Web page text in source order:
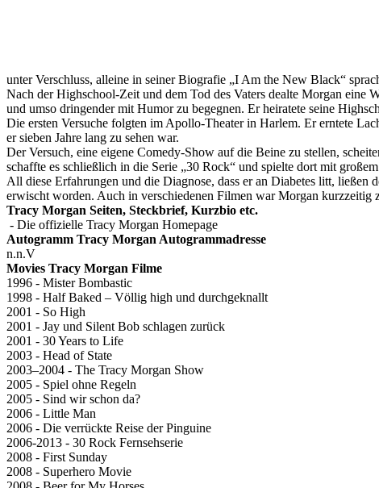
unter Verschluss, alleine in seiner Biografie „I Am the New Black“
Nach der Highschool-Zeit und dem Tod des Vaters dealte Morgan eine
und umso dringender mit Humor zu begegnen. Er heiratete seine
Die ersten Versuche folgten im Apollo-Theater in Harlem. Er erntete
er sieben Jahre lang zu sehen war.
Der Versuch, eine eigene Comedy-Show auf die Beine zu stellen,
schaffte es schließlich in die Serie „30 Rock“ und spielte dort mit
All diese Erfahrungen und die Diagnose, dass er an Diabetes litt,
erwischt worden. Auch in verschiedenen Filmen war Morgan kurzzeitig
Tracy Morgan Seiten, Steckbrief, Kurzbio etc.
- Die offizielle Tracy Morgan Homepage
Autogramm Tracy Morgan Autogrammadresse
n.n.V
Movies Tracy Morgan Filme
1996 - Mister Bombastic
1998 - Half Baked – Völlig high und durchgeknallt
2001 - So High
2001 - Jay und Silent Bob schlagen zurück
2001 - 30 Years to Life
2003 - Head of State
2003–2004 - The Tracy Morgan Show
2005 - Spiel ohne Regeln
2005 - Sind wir schon da?
2006 - Little Man
2006 - Die verrückte Reise der Pinguine
2006-2013 - 30 Rock Fernsehserie
2008 - First Sunday
2008 - Superhero Movie